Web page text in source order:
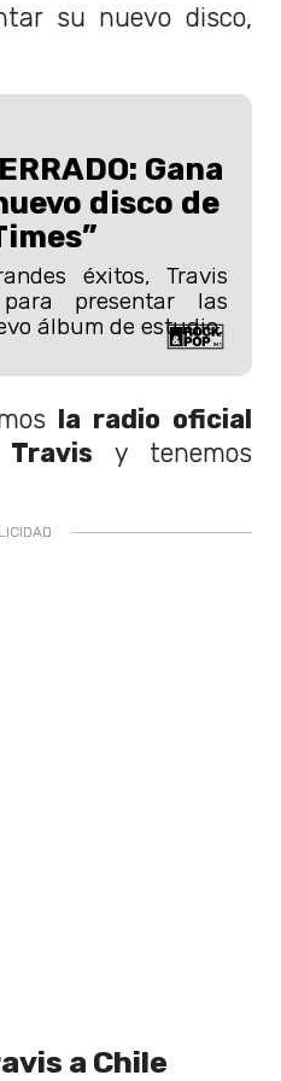
su nuevo disco,
Gana
disco de
éxitos, Travis
presentar las
álbum de estudio.
la radio oficial
y tenemos
a Chile